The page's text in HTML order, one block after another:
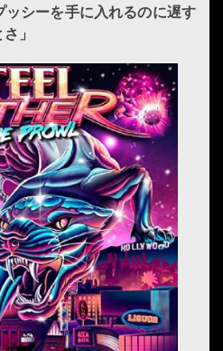
ッシーを手に入れるのに遅す
」